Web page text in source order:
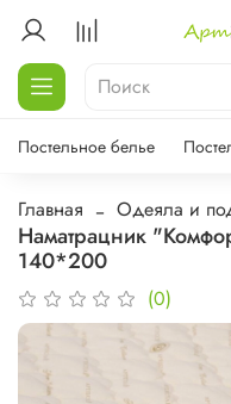
Постельное белье
Главная Одеяла и
Наматрацник
140*200
(0)